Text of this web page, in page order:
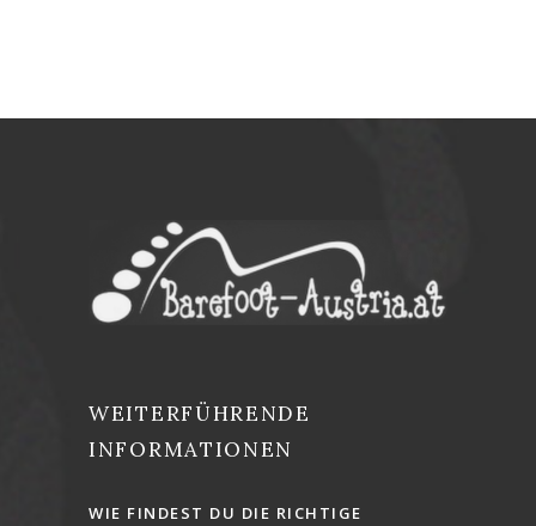
WEITERFÜHRENDE
INFORMATIONEN
WIE FINDEST DU DIE RICHTIGE